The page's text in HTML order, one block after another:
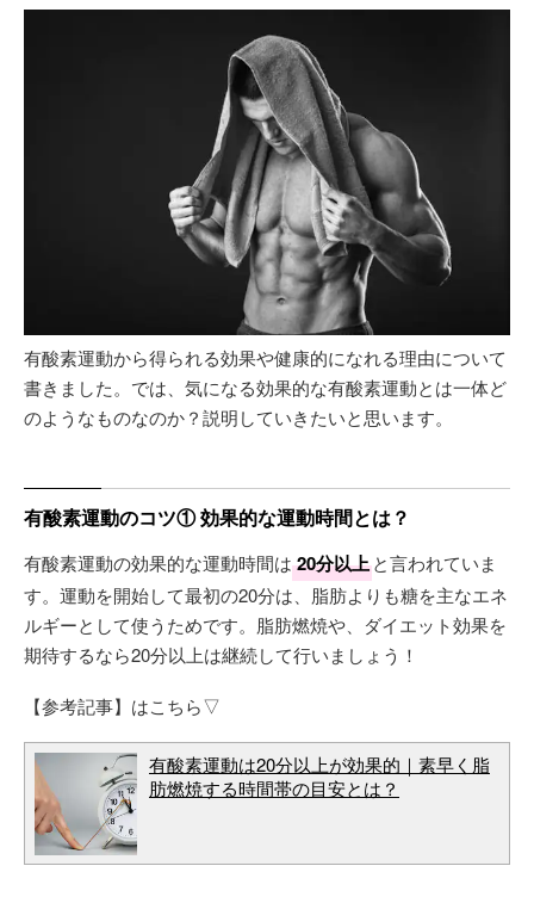
有酸素運動から得られる効果や健康的になれる理由について
書きました。では、気になる効果的な有酸素運動とは一体ど
のようなものなのか？説明していきたいと思います。
有酸素運動のコツ① 効果的な運動時間とは？
有酸素運動の効果的な運動時間は 20分以上と言われていま
す。運動を開始して最初の20分は、脂肪よりも糖を主なエネ
ルギーとして使うためです。脂肪燃焼や、ダイエット効果を
期待するなら20分以上は継続して行いましょう！
【参考記事】はこちら▽
有酸素運動は20分以上が効果的｜素早く脂
肪燃焼する時間帯の目安とは？